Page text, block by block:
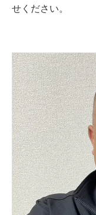
せください。